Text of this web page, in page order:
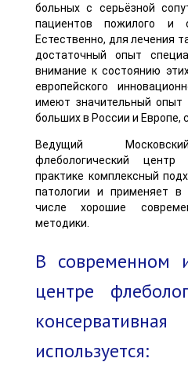
больных с серьёзной
пациентов пожилого и
Естественно, для лечения
достаточный опыт
внимание к состоянию
европейского
имеют значительный
больших в России и Европе,
Ведущий
флебологический
практике комплексный
патологии и применяет
числе хорошие
методики.
В современном
центре
используется: